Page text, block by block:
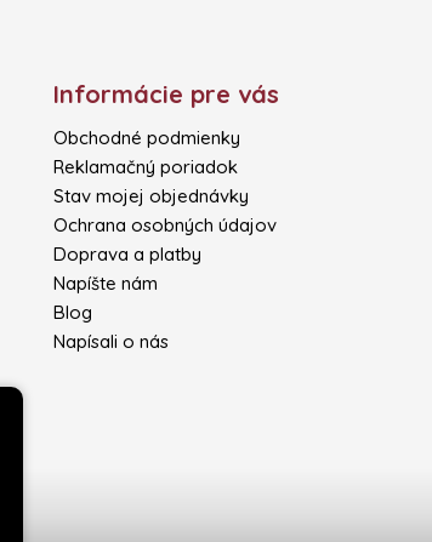
Informácie pre vás
Obchodné podmienky
Reklamačný poriadok
Stav mojej objednávky
Ochrana osobných údajov
Doprava a platby
Napíšte nám
Blog
Napísali o nás